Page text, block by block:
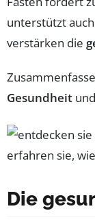
unterstützt
verstärken die
Gesundheit und
Die